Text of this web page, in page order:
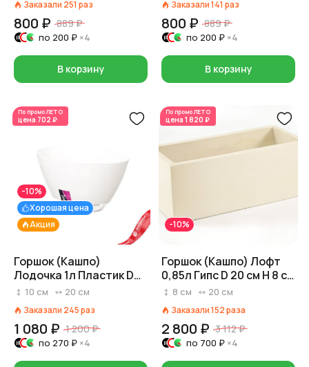
Заказали 251 раз
800 ₽ 889 ₽
по 200 ₽ ×4
В корзину
Заказали141 раз
800 ₽ 889 ₽
по 200 ₽ ×4
В корзину
По промоЛЕТО
цена 702 ₽
Акция
Хорошая цена
-10%
Горшок (Кашпо)
Лодочка 1л Пластик D
20 см H 10 см Белый
10 см 20 см
Заказали 245раз
1 080 ₽ 1 200 ₽
по 270 ₽ ×4
По промоЛЕТО
цена 1 820 ₽
-10%
Горшок (Кашпо) Лофт
0,85л Гипс D 20 см H 8 см
Кремовый
8 см 20 см
Заказали152раза
2 800 ₽ 3 112 ₽
по 700 ₽ ×4